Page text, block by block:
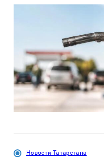
Новости Татарстана